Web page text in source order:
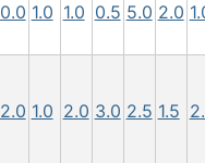
0.0 1.0 1.0 0.5 5.0 2.0
2.0 1.0 2.0 3.0 2.5 1.5